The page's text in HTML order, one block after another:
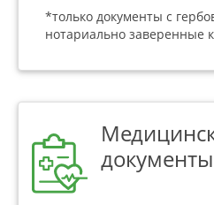
*только документы с
нотариально заверенные
документы